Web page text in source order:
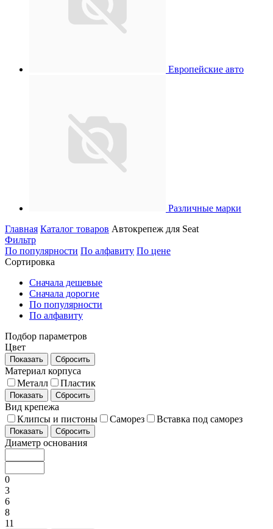
Европейские авто
Различные марки
Главная Каталог товаров Автокрепеж для Seat
Фильтр
По популярности По алфавиту По цене
Сортировка
Сначала дешевые
Сначала дорогие
По популярности
По алфавиту
Подбор параметров
Цвет
Показать Сбросить
Материал корпуса
Металл
Пластик
Показать Сбросить
Вид крепежа
Клипсы и пистоны
Саморез Вставка под саморез
Показать Сбросить
Диаметр основания
0
3
6
8
11